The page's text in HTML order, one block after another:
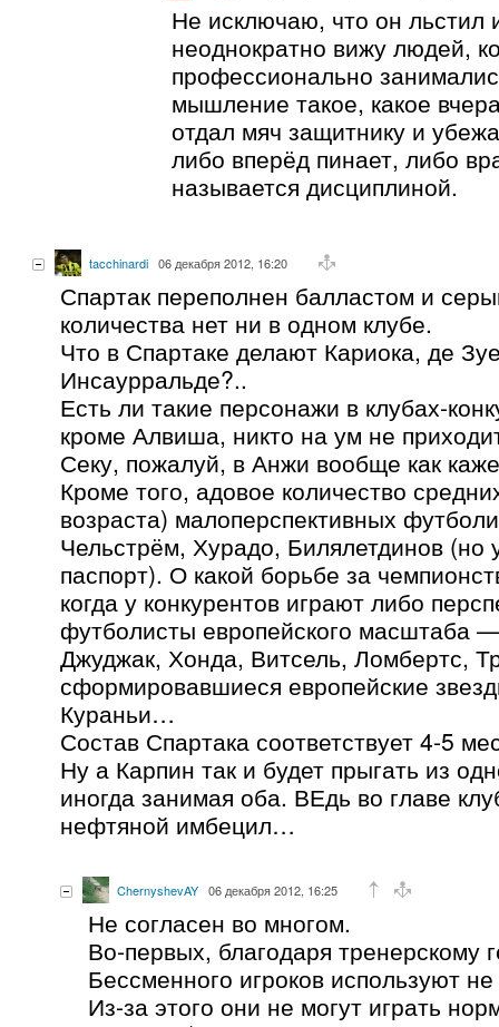
Не исключаю, что он льстил
неоднократно вижу людей,
профессионально
мышление такое, какое
отдал мяч защитнику и
либо вперёд пинает, либо
называется дисциплиной.
tacchinardi 06 декабря 2012, 16:20
Спартак переполнен балластом и
количества нет ни в одном клубе.
Что в Спартаке делают Кариока, де
Инсаурральде?..
Есть ли такие персонажи в клубах-
кроме Алвиша, никто на ум не
Секу, пожалуй, в Анжи вообще как
Кроме того, адовое количество
возраста) малоперспективных
Чельстрём, Хурадо, Билялетдинов (но
паспорт). О какой борьбе за
когда у конкурентов играют либо
футболисты европейского масштаба
Джуджак, Хонда, Витсель, Ломбертс,
сформировавшиеся европейские
Кураньи…
Состав Спартака соответствует 4-5
Ну а Карпин так и будет прыгать из
иногда занимая оба. ВЕдь во главе
нефтяной имбецил…
ChernyshevAY 06 декабря 2012, 16:25
Не согласен во многом.
Во-первых, благодаря тренерскому
Бессменного игроков используют
Из-за этого они не могут играть